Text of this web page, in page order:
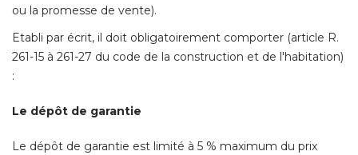
ou la promesse de vente).
Etabli par écrit, il doit obligatoirement comporter (article R.
261-15 à 261-27 du code de la construction et de l'habitation)
:
Le dépôt de garantie
Le dépôt de garantie est limité à 5 % maximum du prix